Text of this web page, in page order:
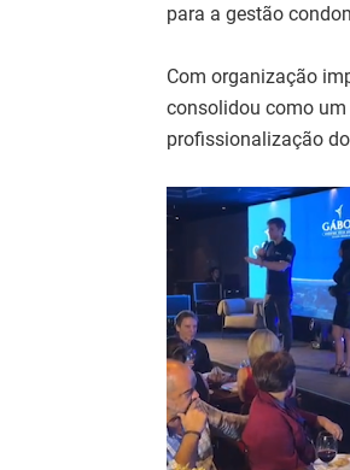
para a gestão
Com organização
consolidou como
profissionalização